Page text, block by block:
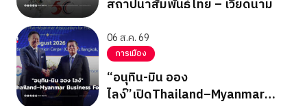
สถาปนาสัมพันธ์ไทย – เวียดนาม
06 ส.ค. 69
การเมือง
“อนุทิน-มิน ออง
ไลง์”เปิดThailand–Myanmar